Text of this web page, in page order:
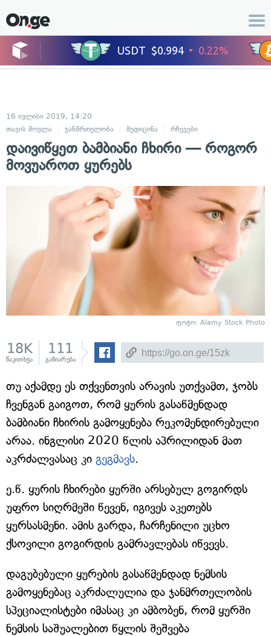
16 ივლისი 2019, 14:20
თავის მოვლა
ჯანმრთელობა მედიცინა რჩევები
დაივიწყეთ ბამბიანი ჩხირი — როგორ
მოვუაროთ ყურებს
ფოტო: Alamy Stock Photo
18K
წაკითხვა
111
გაზიარება
თუ აქამდე ეს თქვენთვის არავის უთქვამთ, ჯობს
ჩვენგან გაიგოთ, რომ ყურის გასაწმენდად
ბამბიანი ჩხირის გამოყენება რეკომენდირებული
არაა. ინგლისი 2020 წლის აპრილიდან მათ
აკრძალვასაც კი გეგმავს.
ე.წ. ყურის ჩხირები ყურში არსებულ გოგირდს
უფრო სიღრმეში წევენ, იგივეს აკეთებს
ყურსასმენი. ამის გარდა, ჩარჩენილი უცხო
ქსოვილი გოგირდის გამრავლებას იწვევს.
დაგუბებული ყურების გასაწმენდად ნემსის
გამოყენებაც აკრძალულია და ჯანმრთელობის
სპეციალისტები იმასაც კი ამბობენ, რომ ყურში
ნემსის საშუალებით წყლის შეშვება